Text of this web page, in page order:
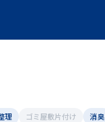
理 ゴミ屋敷片付け
消臭